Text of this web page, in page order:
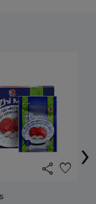
share favorite ›